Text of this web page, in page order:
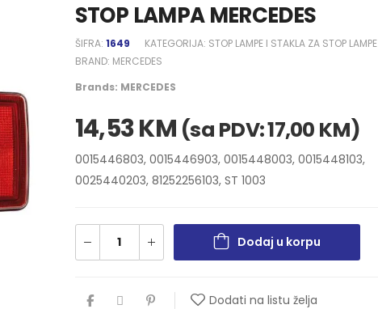
STOP LAMPA MERCEDES
ŠIFRA: 1649 KATEGORIJA: STOP LAMPE I STAKLA ZA STOP LAMPE
BRAND: MERCEDES
Brands: MERCEDES
14,53KM (sa PDV:17,00 KM)
0015446803, 0015446903, 0015448003, 0015448103,
0025440203, 81252256103, ST 1003
Dodaj u korpu
Dodati na listu želja